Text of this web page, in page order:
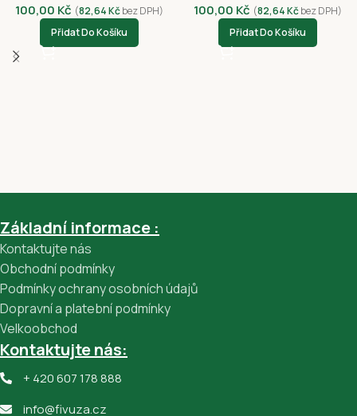
100,00 Kč (82,64Kčbez DPH)
Přidat Do Košíku
100,00 Kč (82,64Kčbez DPH)
Přidat Do Košíku
Základní informace :
Kontaktujte nás
Obchodní podmínky
Podmínky ochrany osobních údajů
Dopravní a platební podmínky
Velkoobchod
Kontaktujte nás:
+ 420 607 178 888
info@fivuza.cz